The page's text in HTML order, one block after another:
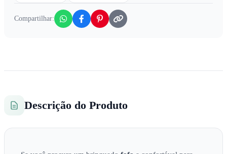
Compartilhar:
Descrição do Produto